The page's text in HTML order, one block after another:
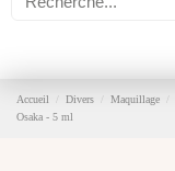
Accueil Divers Maquillage
Osaka - 5 ml